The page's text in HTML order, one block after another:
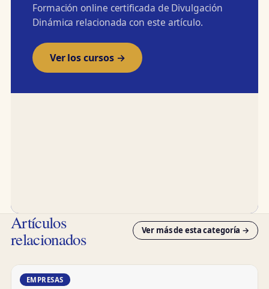
Formación online certificada de Divulgación
Dinámica relacionada con este artículo.
Ver los cursos →
Artículos
relacionados Ver más de esta categoría →
EMPRESAS